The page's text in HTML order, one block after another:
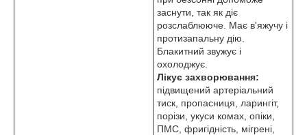
заснути, так як діє
розслаблююче. Має в'яжучу і
протизапальну дію.
Блакитний звужує і
охолоджує.
Лікує захворювання:
підвищений артеріальний
тиск, пропасниця, ларингіт,
порізи, укуси комах, опіки,
ПМС, фригідність, мігрені,